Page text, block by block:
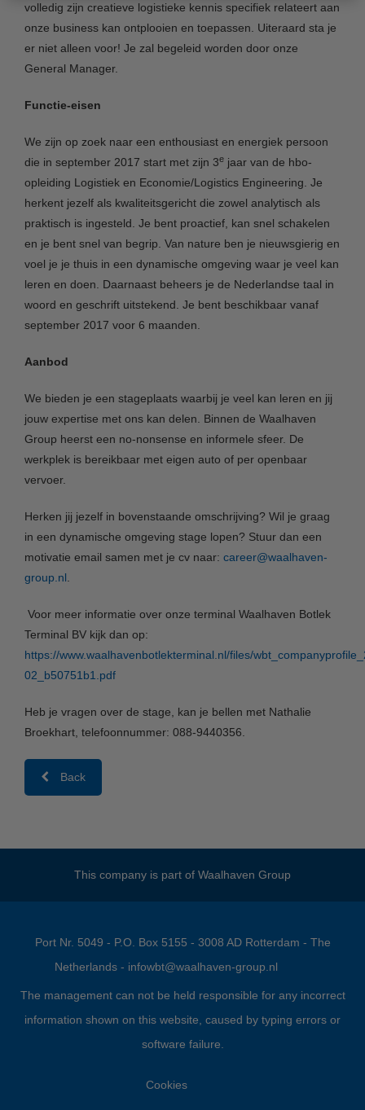
volledig zijn creatieve logistieke kennis specifiek relateert aan
onze business kan ontplooien en toepassen. Uiteraard sta je
er niet alleen voor! Je zal begeleid worden door onze
General Manager.
Functie-eisen
We zijn op zoek naar een enthousiast en energiek persoon
die in september 2017 start met zijn 3e jaar van de hbo-
opleiding Logistiek en Economie/Logistics Engineering. Je
herkent jezelf als kwaliteitsgericht die zowel analytisch als
praktisch is ingesteld. Je bent proactief, kan snel schakelen
en je bent snel van begrip. Van nature ben je nieuwsgierig en
voel je je thuis in een dynamische omgeving waar je veel kan
leren en doen. Daarnaast beheers je de Nederlandse taal in
woord en geschrift uitstekend. Je bent beschikbaar vanaf
september 2017 voor 6 maanden.
Aanbod
We bieden je een stageplaats waarbij je veel kan leren en jij
jouw expertise met ons kan delen. Binnen de Waalhaven
Group heerst een no-nonsense en informele sfeer. De
werkplek is bereikbaar met eigen auto of per openbaar
vervoer.
Herken jij jezelf in bovenstaande omschrijving? Wil je graag
in een dynamische omgeving stage lopen? Stuur dan een
motivatie email samen met je cv naar: career@waalhaven-
group.nl
Voor meer informatie over onze terminal Waalhaven Botlek
Terminal BV kijk dan op:
https://www.waalhavenbotlekterminal.nl/files/
02_b50751b1.pdf
Heb je vragen over de stage, kan je bellen met Nathalie
Broekhart, telefoonnummer: 088-9440356.
Back
This company is part of Waalhaven Group
Port Nr. 5049 - P.O. Box 5155 - 3008 AD Rotterdam - The
Netherlands - infowbt@waalhaven-group.nl
The management can not be held responsible for any incorrect
information shown on this website, caused by typing errors or
software failure.
Cookies